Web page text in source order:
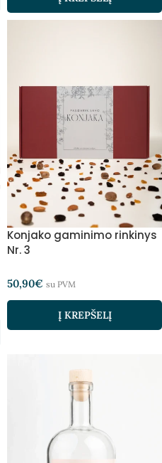
Konjako gaminimo rinkinys
Nr. 3
50,90€ su PVM
Į KREPŠELĮ